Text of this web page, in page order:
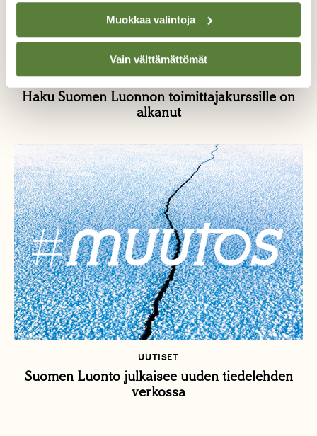
Muokkaa valintoja
Vain välttämättömät
UUTISET
Haku Suomen Luonnon toimittajakurssille on
alkanut
UUTISET
Suomen Luonto julkaisee uuden tiedelehden
verkossa